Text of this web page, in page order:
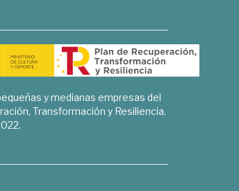
y medianas empresas del
Transformación y Resiliencia.